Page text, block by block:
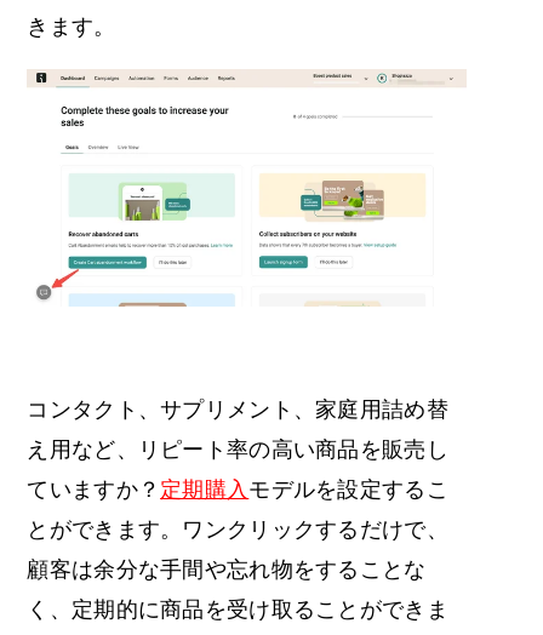
きます。
コンタクト、サプリメント、家庭用詰め替
え用など、リピート率の高い商品を販売し
ていますか？ 定期購入 モデルを設定するこ
とができます。ワンクリックするだけで、
顧客は余分な手間や忘れ物をすることな
く、定期的に商品を受け取ることができま